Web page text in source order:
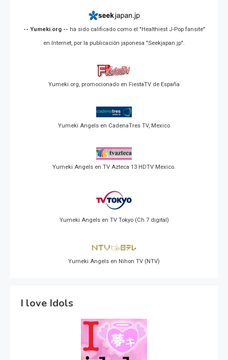
-- Yumeki.org -- ha sido calificado como el "Healthiest J-Pop fansite"
en Internet, por la publicación japonesa "Seekjapan.jp".
Yumeki.org, promocionado en FiestaTV de España
Yumeki Angels en CadenaTres TV, Mexico
Yumeki Angels en TV Azteca 13 HDTV Mexico.
Yumeki Angels en TV Tokyo (Ch 7 digital)
Yumeki Angels en Nihon TV (NTV)
I love Idols